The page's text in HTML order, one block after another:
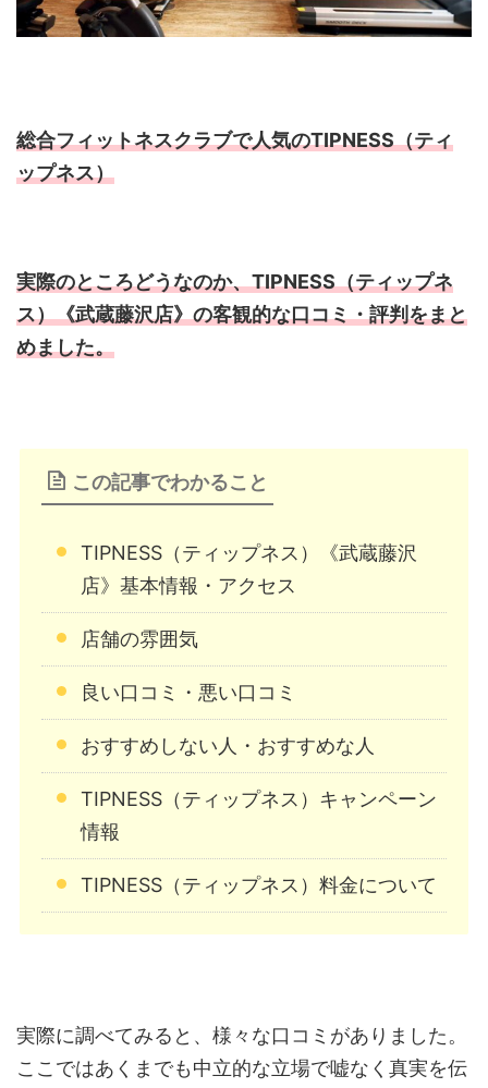
総合フィットネスクラブで人気のTIPNESS（ティ
ップネス）
実際のところどうなのか、TIPNESS（ティップネ
ス）《武蔵藤沢店》の客観的な口コミ・評判をまと
めました。
この記事でわかること
TIPNESS（ティップネス）《武蔵藤沢
店》基本情報・アクセス
店舗の雰囲気
良い口コミ・悪い口コミ
おすすめしない人・おすすめな人
TIPNESS（ティップネス）キャンペーン
情報
TIPNESS（ティップネス）料金について
実際に調べてみると、様々な口コミがありました。
ここではあくまでも中立的な立場で嘘なく真実を伝